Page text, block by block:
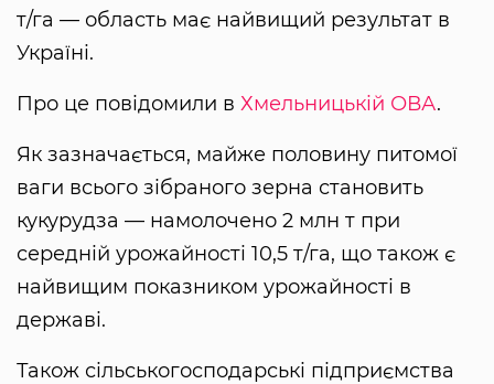
т/га — область має найвищий результат в
Україні.
Про це повідомили в Хмельницькій ОВА.
Як зазначається, майже половину питомої
ваги всього зібраного зерна становить
кукурудза — намолочено 2 млн т при
середній урожайності 10,5 т/га, що також є
найвищим показником урожайності в
державі.
Також сільськогосподарські підприємства